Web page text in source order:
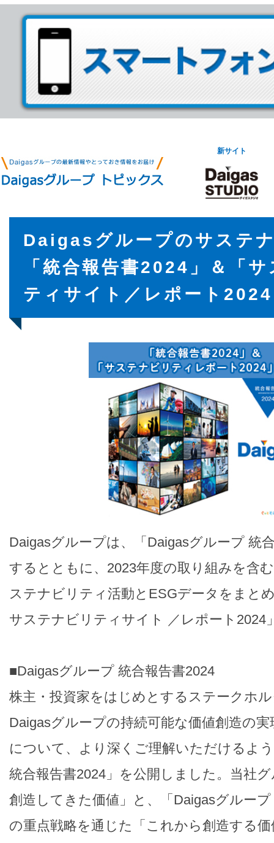
新サイト
Daigasグループのサステ
「統合報告書2024」＆「
ティサイト／レポート
Daigasグループは、「Daigasグループ 統
するとともに、2023年度の取り組みを含
ステナビリティ活動とESGデータをまと
サステナビリティサイト ／レポート2024
■Daigasグループ 統合報告書2024
株主・投資家をはじめとするステークホ
Daigasグループの持続可能な価値創造の
について、より深くご理解いただけるよ
統合報告書2024」を公開しました。当社
創造してきた価値」と、「Daigasグルー
の重点戦略を通じた「これから創造する